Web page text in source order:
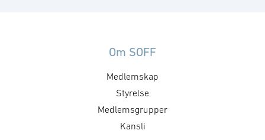
Om SOFF
Medlemskap
Styrelse
Medlemsgrupper
Kansli